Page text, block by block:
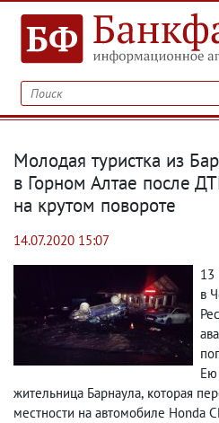
Молодая туристка из
в Горном Алтае после
на крутом повороте
14.07.2020 15:07
13
в
Ею
жительница Барнаула, которая
местности на автомобиле Honda